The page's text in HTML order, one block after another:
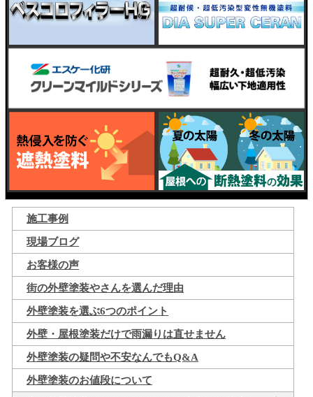
施工事例
現場ブログ
お客様の声
街の外壁塗装やさんを選んだ理由
外壁塗装を選ぶ6つのポイント
外壁・屋根塗装だけで雨漏りは直せません
外壁塗装の疑問や不安なんでもQ&A
外壁塗装のお値段について